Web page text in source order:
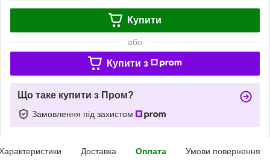
Купити
або
Купити з
Що таке купити з Пром?
Замовлення під захистом
Доставка Оплата Умови повернення